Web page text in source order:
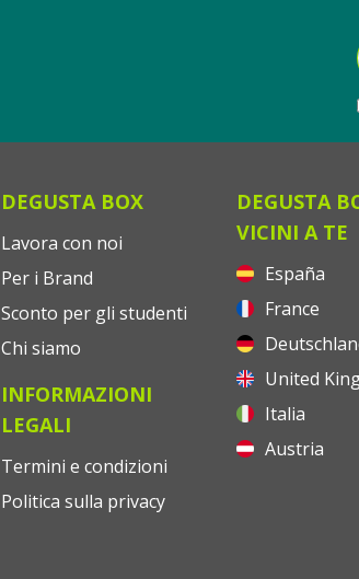
DEGUSTA BOX
Lavora con noi
Per i Brand
Sconto per gli studenti
Chi siamo
INFORMAZIONI
LEGALI
Termini e condizioni
Politica sulla privacy
DEGUSTA
VICINI A TE
España
France
United
Italia
Austria